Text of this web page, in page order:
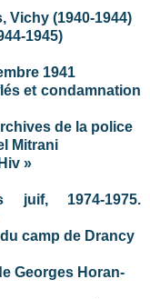
Vichy (1940-1944)
1945)
1941
et condamnation
de la police
Mitrani
»
1974-1975.
camp de Drancy
Georges Horan-